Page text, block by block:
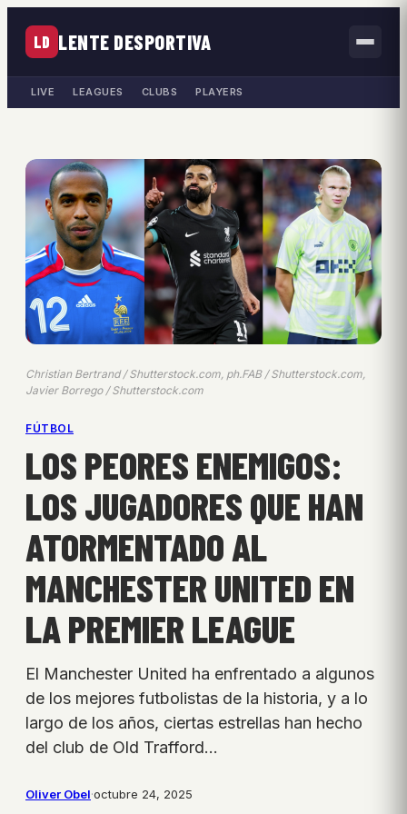
LD LENTE DESPORTIVA
LIVE LEAGUES CLUBS PLAYERS
Christian Bertrand / Shutterstock.com, ph.FAB / Shutterstock.com,
Javier Borrego / Shutterstock.com
FÚTBOL
LOS PEORES ENEMIGOS:
LOS JUGADORES QUE HAN
ATORMENTADO AL
MANCHESTER UNITED EN
LA PREMIER LEAGUE
El Manchester United ha enfrentado a algunos
de los mejores futbolistas de la historia, y a lo
largo de los años, ciertas estrellas han hecho
del club de Old Trafford…
Oliver Obel·octubre 24, 2025